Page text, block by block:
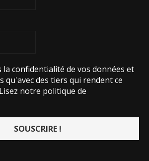
confidentialité de vos données et
qu'avec des tiers qui rendent ce
Lisez notre politique de